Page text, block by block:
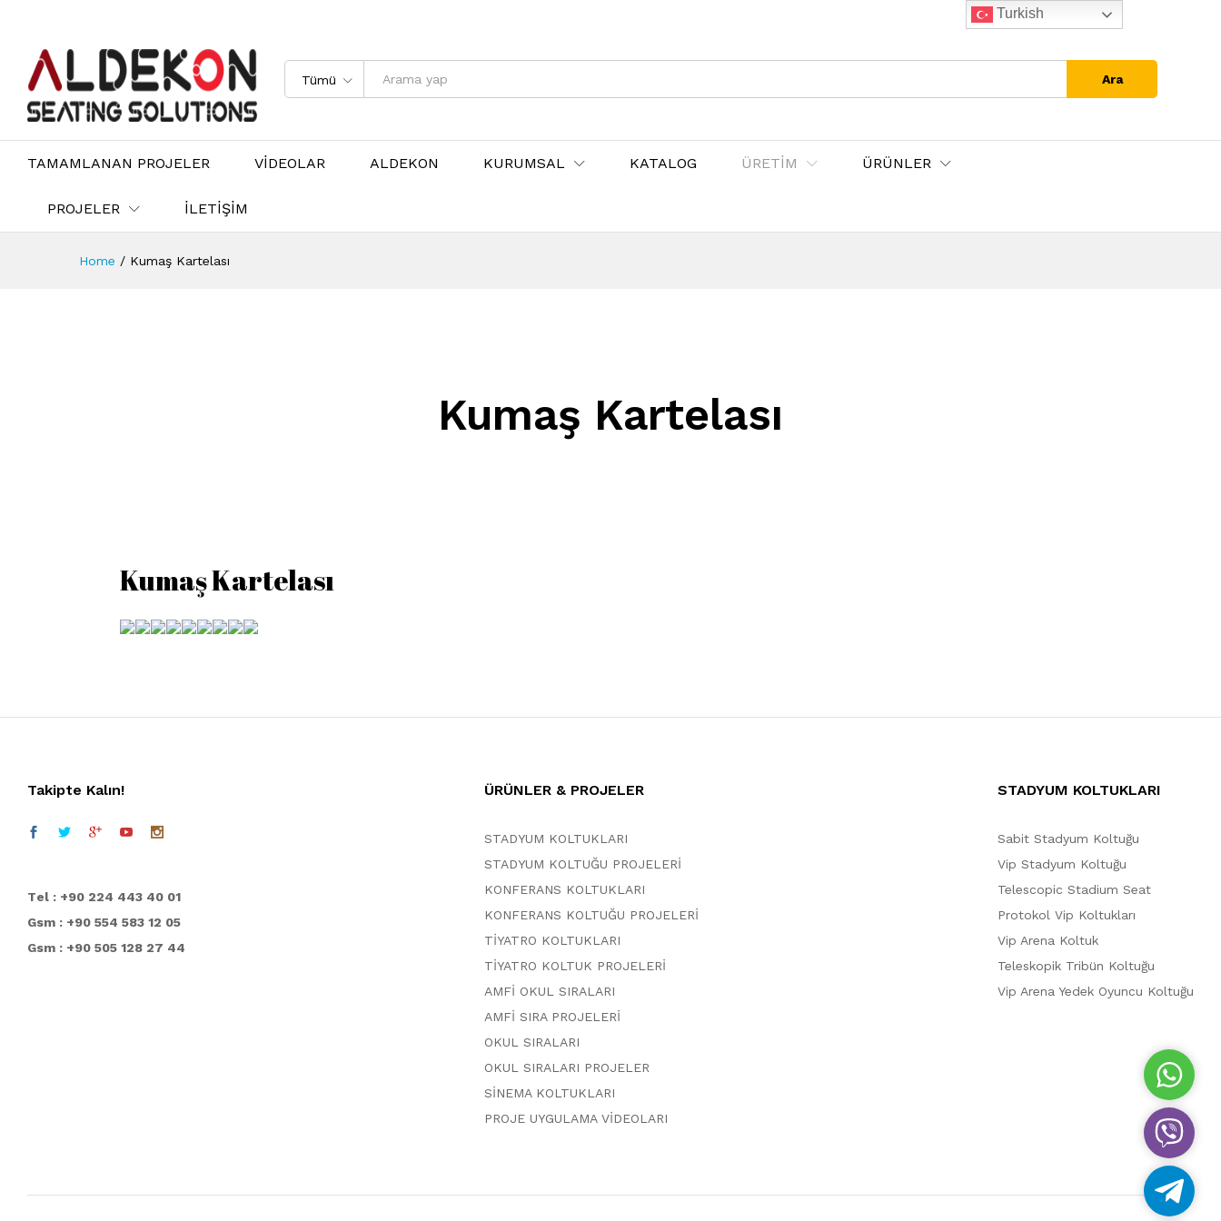
Tümü Ara
TAMAMLANAN PROJELER VİDEOLAR ALDEKON KURUMSAL KATALOG ÜRETİM ÜRÜNLER
PROJELER İLETİŞİM
Home / Kumaş Kartelası
Kumaş Kartelası
Kumaş Kartelası
Takipte Kalın!
Tel : +90 224 443 40 01
Gsm : +90 554 583 12 05
Gsm : +90 505 128 27 44
ÜRÜNLER & PROJELER
STADYUM KOLTUKLARI
STADYUM KOLTUĞU PROJELERİ
KONFERANS KOLTUKLARI
KONFERANS KOLTUĞU PROJELERİ
TİYATRO KOLTUKLARI
TİYATRO KOLTUK PROJELERİ
AMFİ OKUL SIRALARI
AMFİ SIRA PROJELERİ
OKUL SIRALARI
OKUL SIRALARI PROJELER
SİNEMA KOLTUKLARI
PROJE UYGULAMA VİDEOLARI
STADYUM KOLTUKLARI
Sabit Stadyum Koltuğu
Vip Stadyum Koltuğu
Telescopic Stadium Seat
Protokol Vip Koltukları
Vip Arena Koltuk
Teleskopik Tribün Koltuğu
Vip Arena Yedek Oyuncu Koltuğu
Turkish
W
h
a
t
s
A
p
V
i
b
e
T
e